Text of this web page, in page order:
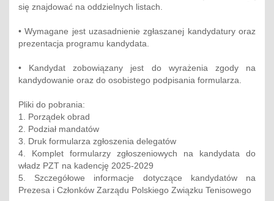
się znajdować na oddzielnych listach.
• Wymagane jest uzasadnienie zgłaszanej kandydatury oraz
prezentacja programu kandydata.
• Kandydat zobowiązany jest do wyrażenia zgody na
kandydowanie oraz do osobistego podpisania formularza.
Pliki do pobrania:
1. Porządek obrad
2. Podział mandatów
3. Druk formularza zgłoszenia delegatów
4. Komplet formularzy zgłoszeniowych na kandydata do
władz PZT na kadencję 2025-2029
5. Szczegółowe informacje dotyczące kandydatów na
Prezesa i Członków Zarządu Polskiego Związku Tenisowego